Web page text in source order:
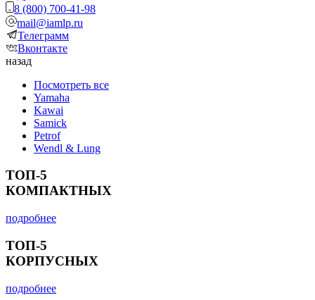
8 (800) 700-41-98
mail@iamlp.ru
Телеграмм
Вконтакте
назад
Посмотреть все
Yamaha
Kawai
Samick
Petrof
Wendl & Lung
ТОП-5
КОМПАКТНЫХ
подробнее
ТОП-5
КОРПУСНЫХ
подробнее